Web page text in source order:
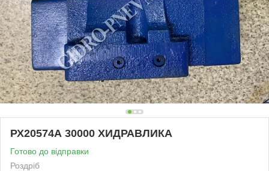
РХ20574А 30000 ХИДРАВЛИКА
Готово до відправки
Роздріб